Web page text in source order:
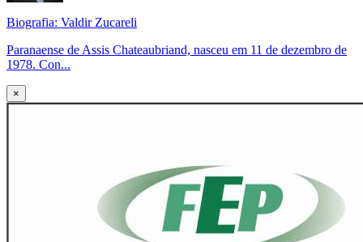
Biografia: Valdir Zucareli
Paranaense de Assis Chateaubriand, nasceu em 11 de dezembro de
1978. Con...
×